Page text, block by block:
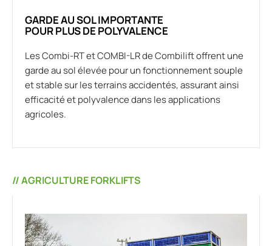
GARDE AU SOL IMPORTANTE
POUR PLUS DE POLYVALENCE
Les Combi-RT et COMBI-LR de Combilift offrent une
garde au sol élevée pour un fonctionnement souple
et stable sur les terrains accidentés, assurant ainsi
efficacité et polyvalence dans les applications
agricoles.
// AGRICULTURE FORKLIFTS